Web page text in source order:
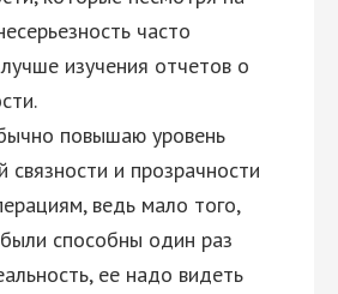
часто
изучения отчетов о
повышаю уровень
связности и прозрачности
ведь мало того,
способны один раз
ее надо видеть